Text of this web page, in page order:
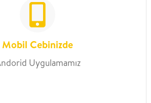
Mobil Cebinizde
Uygulamamız